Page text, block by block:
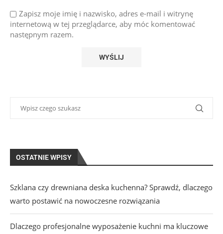
Zapisz moje imię i nazwisko, adres e-mail i witrynę
internetową w tej przeglądarce, aby móc komentować
następnym razem.
OSTATNIE WPISY
Szklana czy drewniana deska kuchenna? Sprawdź, dlaczego
warto postawić na nowoczesne rozwiązania
Dlaczego profesjonalne wyposażenie kuchni ma kluczowe